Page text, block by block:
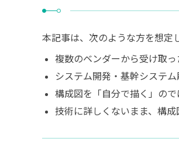
本記事は、次のような方を想定
複数のベンダーから受け取
システム開発・基幹システ
構成図を「自分で描く」の
技術に詳しくないまま、構